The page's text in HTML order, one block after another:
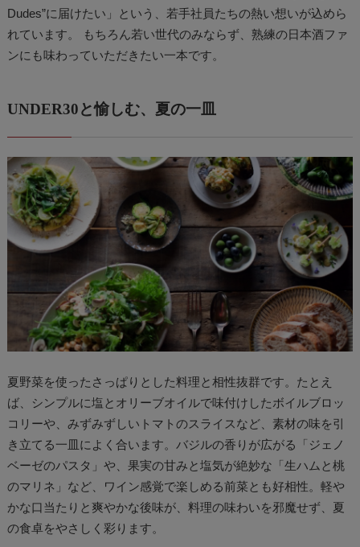
Dudes”に届けたい」という、若手社員たちの熱い想いが込めら
れています。 もちろん若い世代のみならず、熟練の日本酒ファ
ンにも味わっていただきたい一本です。
UNDER30と愉しむ、夏の一皿
夏野菜を使ったさっぱりとした料理と相性抜群です。たとえ
ば、シンプルに塩とオリーブオイルで味付けしたボイルブロッ
コリーや、みずみずしいトマトのスライスなど、素材の味を引
き立てる一皿によく合います。バジルの香りが広がる「ジェノ
ベーゼのパスタ」や、果実の甘みと塩気が絶妙な「生ハムと桃
のマリネ」など、ワイン感覚で楽しめる前菜とも好相性。軽や
かな口当たりと爽やかな後味が、料理の味わいを邪魔せず、夏
の食卓をやさしく彩ります。